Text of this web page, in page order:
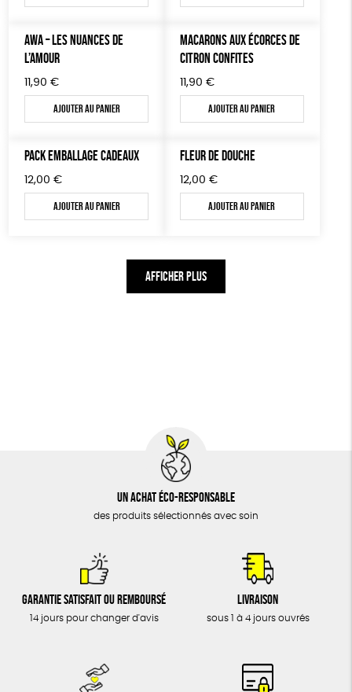
AWA – LES NUANCES DE
L’AMOUR
11,90 €
Ajouter au panier
MACARONS AUX ÉCORCES DE
CITRON CONFITES
11,90 €
Ajouter au panier
PACK EMBALLAGE CADEAUX
12,00 €
Ajouter au panier
FLEUR DE DOUCHE
12,00 €
Ajouter au panier
AFFICHER PLUS
Un achat éco-responsable
des produits sélectionnés avec soin
Garantie satisfait ou remboursé
14 jours pour changer d'avis
Livraison
sous 1 à 4 jours ouvrés